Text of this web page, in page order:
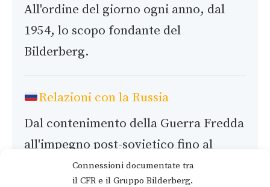
Connessioni documentate tra
il CFR e il Gruppo Bilderberg.
All'ordine del giorno ogni anno, dal
1954, lo scopo fondante del
Bilderberg.
Relazioni con la Russia
Dal contenimento della Guerra Fredda
all'impegno post-sovietico fino al
conflitto attuale.